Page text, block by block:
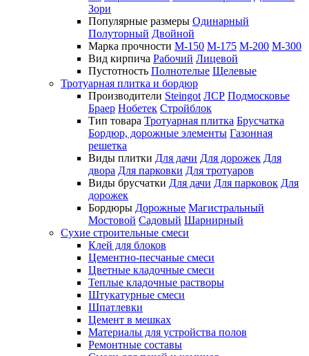
Зори
Популярные размеры Одинарный
Полуторный Двойной
Марка прочности М-150 М-175 М-200 М-300
Вид кирпича Рабочий Лицевой
Пустотность Полнотелые Щелевые
Тротуарная плитка и бордюр
Производители Steingot ЛСР Подмосковье
Браер Нобетек Стройблок
Тип товара Тротуарная плитка Брусчатка
Бордюр, дорожные элементы Газонная
решетка
Виды плитки Для дачи Для дорожек Для
двора Для парковки Для тротуаров
Виды брусчатки Для дачи Для парковок Для
дорожек
Бордюры Дорожные Магистральный
Мостовой Садовый Шарнирный
Сухие строительные смеси
Клей для блоков
Цементно-песчаные смеси
Цветные кладочные смеси
Теплые кладочные растворы
Штукатурные смеси
Шпатлевки
Цемент в мешках
Материалы для устройства полов
Ремонтные составы